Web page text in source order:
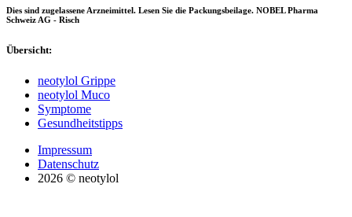
Dies sind zugelassene Arzneimittel. Lesen Sie die Packungsbeilage. NOBEL Pharma
Schweiz AG - Risch
Übersicht:
neotylol Grippe
neotylol Muco
Symptome
Gesundheitstipps
Impressum
Datenschutz
2026 © neotylol